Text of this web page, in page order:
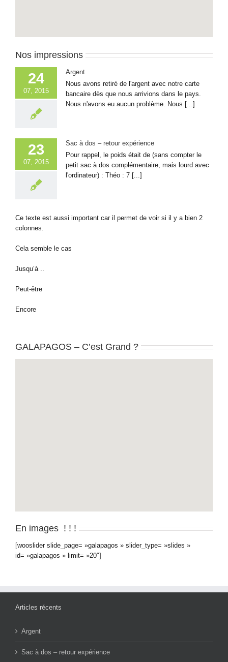
Nos impressions
24
07, 2015
Argent
Nous avons retiré de l'argent avec notre carte
bancaire dès que nous arrivions dans le pays.
Nous n'avons eu aucun problème. Nous [...]
23
07, 2015
Sac à dos – retour expérience
Pour rappel, le poids était de (sans compter le
petit sac à dos complémentaire, mais lourd avec
l'ordinateur) : Théo : 7 [...]
Ce texte est aussi important car il permet de voir si il y a bien 2
colonnes.
Cela semble le cas
Jusqu’à ..
Peut-être
Encore
GALAPAGOS – C’est Grand ?
En images ! ! !
[wooslider slide_page= »galapagos » slider_type= »slides »
id= »galapagos » limit= »20″]
Articles récents
Argent
Sac à dos – retour expérience